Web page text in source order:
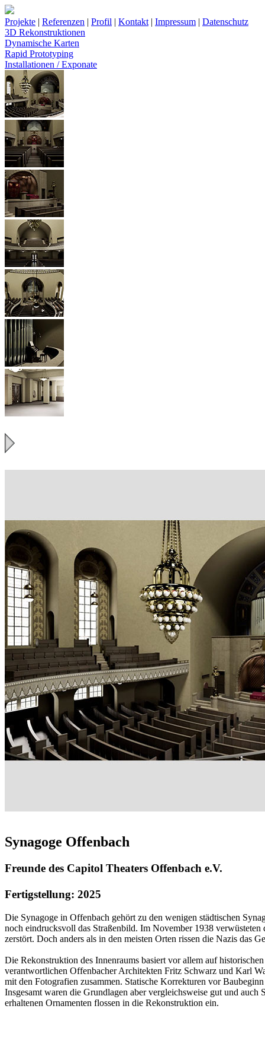
Projekte | Referenzen | Profil | Kontakt | Impressum | Datenschutz
3D Rekonstruktionen
Dynamische Karten
Rapid Prototyping
Installationen / Exponate
Synagoge Offenbach
Freunde des Capitol Theaters Offenbach e.V.
Fertigstellung: 2025
Die Synagoge in Offenbach gehört zu den wenigen städtischen
noch eindrucksvoll das Straßenbild. Im November 1938
zerstört. Doch anders als in den meisten Orten rissen die Nazis das
Die Rekonstruktion des Innenraums basiert vor allem auf
verantwortlichen Offenbacher Architekten Fritz Schwarz und Karl
mit den Fotografien zusammen. Statische Korrekturen vor
Insgesamt waren die Grundlagen aber vergleichsweise gut und
erhaltenen Ornamenten flossen in die Rekonstruktion ein.